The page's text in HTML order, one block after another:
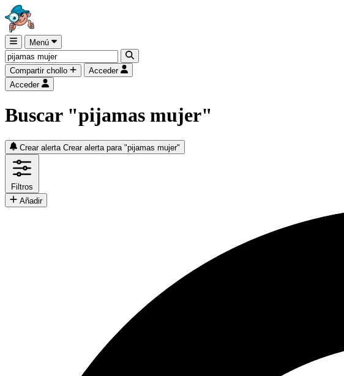
Menú
Compartir chollo
Acceder
Acceder
Buscar "pijamas mujer"
Crear alerta Crear alerta para "pijamas mujer"
Filtros
Añadir